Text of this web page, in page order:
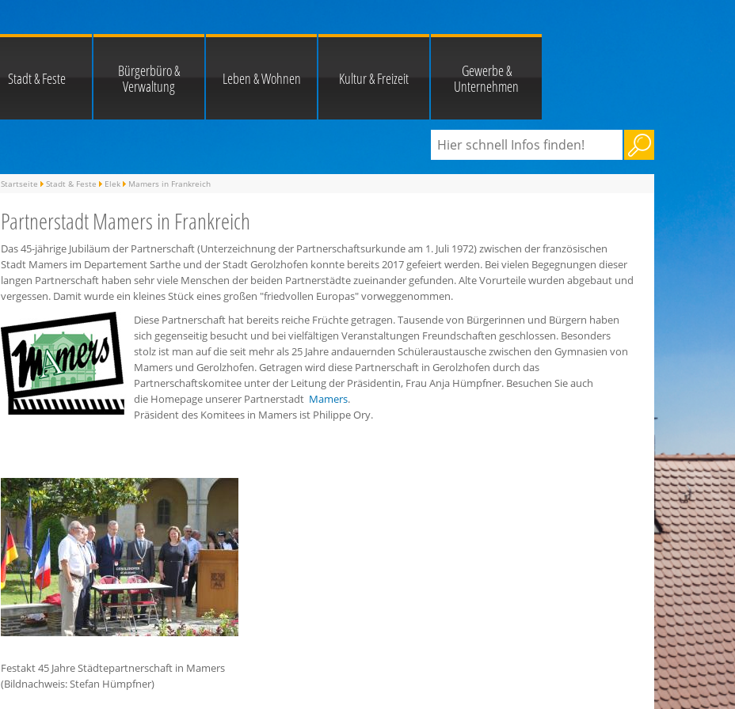
Stadt & Feste
Bürgerbüro &
Verwaltung
Leben & Wohnen Kultur & Freizeit
Gewerbe &
Unternehmen
Startseite Stadt & Feste Elek Mamers in Frankreich
Partnerstadt Mamers in Frankreich
Das 45-jährige Jubiläum der Partnerschaft (Unterzeichnung der Partnerschaftsurkunde am 1. Juli 1972) zwischen der französischen
Stadt Mamers im Departement Sarthe und der Stadt Gerolzhofen konnte bereits 2017 gefeiert werden. Bei vielen Begegnungen dieser
langen Partnerschaft haben sehr viele Menschen der beiden Partnerstädte zueinander gefunden. Alte Vorurteile wurden abgebaut und
vergessen. Damit wurde ein kleines Stück eines großen "friedvollen Europas" vorweggenommen.
Diese Partnerschaft hat bereits reiche Früchte getragen. Tausende von Bürgerinnen und Bürgern haben
sich gegenseitig besucht und bei vielfältigen Veranstaltungen Freundschaften geschlossen. Besonders
stolz ist man auf die seit mehr als 25 Jahre andauernden Schüleraustausche zwischen den Gymnasien von
Mamers und Gerolzhofen. Getragen wird diese Partnerschaft in Gerolzhofen durch das
Partnerschaftskomitee unter der Leitung der Präsidentin, Frau Anja Hümpfner. Besuchen Sie auch
die Homepage unserer Partnerstadt Mamers.
Präsident des Komitees in Mamers ist Philippe Ory.
Festakt 45 Jahre Städtepartnerschaft in Mamers
(Bildnachweis: Stefan Hümpfner)